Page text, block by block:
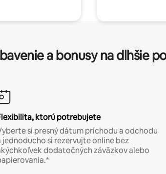
a bonusy na dlhšie
ktorú potrebujete
si presný dátum príchodu a odchodu
jednoducho si rezervujte online bez
dodatočných záväzkov alebo